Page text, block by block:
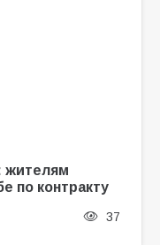
жителям
по контракту
37